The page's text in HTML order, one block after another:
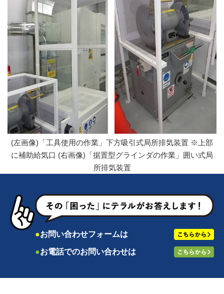
(左画像)「工具使用の作業」下方吸引式局所排気装置 ※上部
に補助給気口 (右画像)「据置型グラインダの作業」囲い式局
所排気装置
●お問い合わせフォームは
●お電話でのお問い合わせは